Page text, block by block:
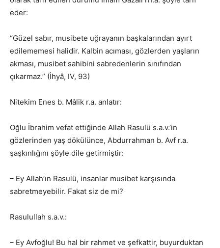
eder:
“Güzel sabır, musibete uğrayanın başkalarından ayırt
edilememesi halidir. Kalbin acıması, gözlerden yaşların
akması, musibet sahibini sabredenlerin sınıfından
çıkarmaz.” (İhyâ, IV, 93)
Nitekim Enes b. Mâlik r.a. anlatır:
Oğlu İbrahim vefat ettiğinde Allah Rasulü s.a.v.’in
gözlerinden yaş dökülünce, Abdurrahman b. Avf r.a.
şaşkınlığını şöyle dile getirmiştir:
– Ey Allah’ın Rasulü, insanlar musibet karşısında
sabretmeyebilir. Fakat siz de mi?
Rasulullah s.a.v.:
– Ey Avfoğlu! Bu hal bir rahmet ve şefkattir, buyurduktan